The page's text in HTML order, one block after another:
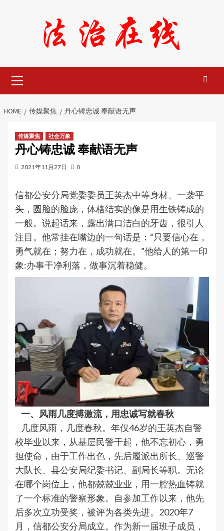
Menu
HOME 传媒聚焦 丹心铸忠诚 奉献语无声
传媒聚焦 社会万象
丹心铸忠诚 奉献语无声
2021年11月27日 0
信都公安分局党委委员王英杰中等身材、一袭平
头，圆脸的脸庞，体格结实的像是用生铁铸成的
一般。说起话来，露出满口洁白的牙齿，很引人
注目。他常挂在嘴边的一句话是：“只要信心在，
勇气就在；努力在，成功就在。”他给人的第一印
象:办事干净利落，做事沉着稳健。
一、风雨几度搏激流，用忠诚写就春秋
几度风雨，几度春秋。年仅46岁的王英杰自警
校毕业以来，从基层民警干起，他不忘初心，勇
担使命，由于工作出色，先后履派出所长、巡警
大队长、县公安局纪委书记、副局长等职。无论
在哪个岗位上，他都兢兢业业，用一腔热血铸就
了一个标准的警察形象。自参加工作以来，他先
后多次立功受奖，被评为各类先进。2020年7
月，信都公安分局成立。作为新一届班子成员，